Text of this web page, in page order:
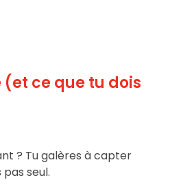
ce que tu dois
? Tu galères à capter
seul.